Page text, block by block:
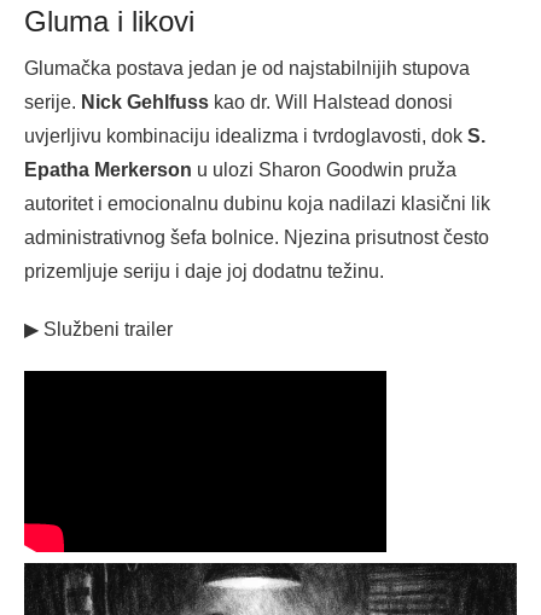
Gluma i likovi
Glumačka postava jedan je od najstabilnijih stupova
serije. Nick Gehlfuss kao dr. Will Halstead donosi
uvjerljivu kombinaciju idealizma i tvrdoglavosti, dok S.
Epatha Merkerson u ulozi Sharon Goodwin pruža
autoritet i emocionalnu dubinu koja nadilazi klasični lik
administrativnog šefa bolnice. Njezina prisutnost često
prizemljuje seriju i daje joj dodatnu težinu.
▶ Službeni trailer